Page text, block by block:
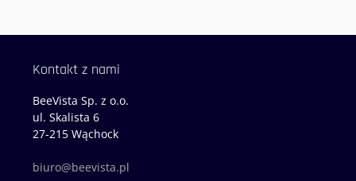
Kontakt z nami
BeeVista Sp. z o.o.
ul. Skalista 6
27-215 Wąchock
biuro@beevista.pl